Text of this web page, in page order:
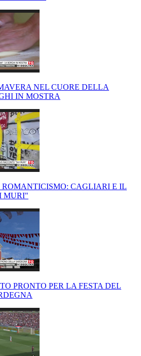
NEL CUORE DELLA
IN MOSTRA
ROMANTICISMO: CAGLIARI E IL
MURI"
PRONTO PER LA FESTA DEL